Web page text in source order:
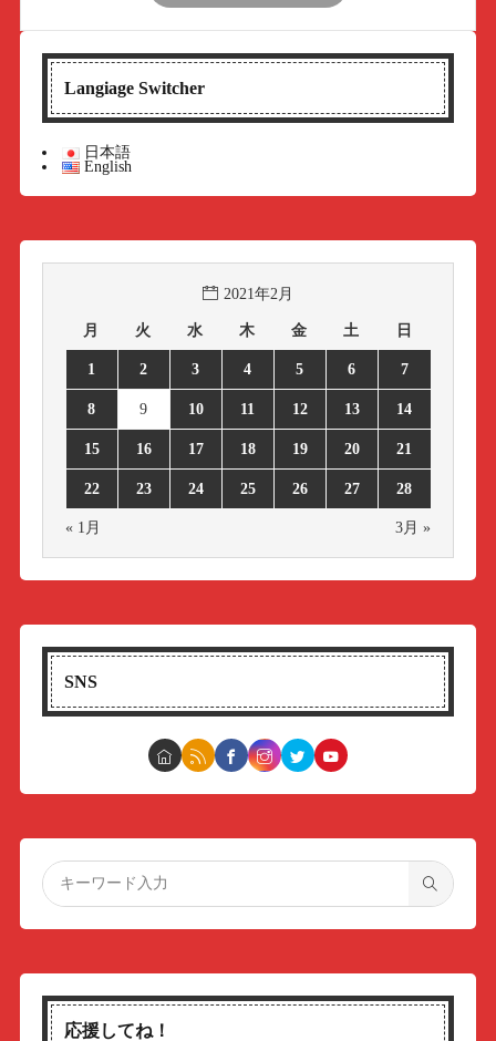
Langiage Switcher
日本語
English
2021年2月
月 火 水 木 金 土 日
1 2 3 4 5 6 7
8 9 10 11 12 13 14
15 16 17 18 19 20 21
22 23 24 25 26 27 28
« 1月 3月 »
SNS
応援してね！